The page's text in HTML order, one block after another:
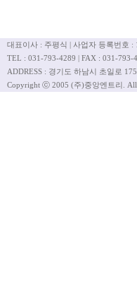
대표이사 : 주평식 | 사업자 등록번호 :
TEL : 031-793-4289 | FAX : 031-793-
ADDRESS : 경기도 하남시 초일로
Copyright ⓒ 2005 (주)중앙엔트리. All